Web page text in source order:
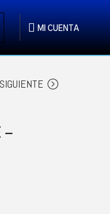
MI CUENTA
SIGUIENTE
–